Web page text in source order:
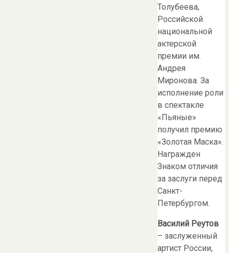
Толубеева,
Российской
национальной
актерской
премии им.
Андрея
Миронова. За
исполнение роли
в спектакле
«Пьяные»
получил премию
«Золотая Маска».
Награжден
Знаком отличия
за заслуги перед
Санкт-
Петербургом.
Василий Реутов
– заслуженный
артист России,